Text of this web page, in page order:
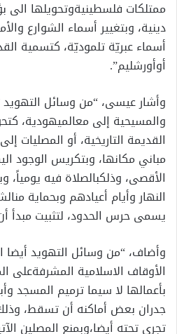
ممتلكات فلسطينيةوتحويلها الى
دينية، وبتغيير أسماء الشوارع
أسماءعبريّةتلموديّة، كتسمية
أوأورشليم”.
وأشارعيسى،“من وسائل التهويد
والمسيحية إلىمعالميهودية،
القديمة التاريخية، أو المصليات إلى
مبانيمكانها، وبتكريس الوجود
الأقصى، وذلكبالصلاة فيه يومياً،
النهار وأيام أعيادهم وبحمايةمن
يسمىحرس الحدود، لتثبيتمبدأ
وأضاف،“من وسائل التهويدأيضا
الأوقاف الاسلامية المشرفةعلى
بأعمالها لاسيماترميم المسجد
جدران بعض أماكنه أنتسقط،
تجريتحته أيضا،وبمنع المصلين